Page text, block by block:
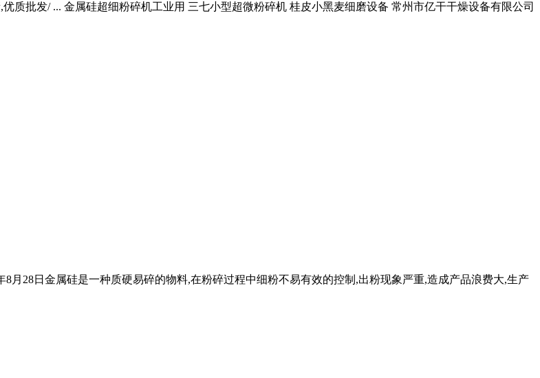
质批发/ ... 金属硅超细粉碎机工业用 三七小型超微粉碎机 桂皮小黑麦细磨设备 常州市亿干干燥设备有限公司
月28日金属硅是一种质硬易碎的物料,在粉碎过程中细粉不易有效的控制,出粉现象严重,造成产品浪费大,生产